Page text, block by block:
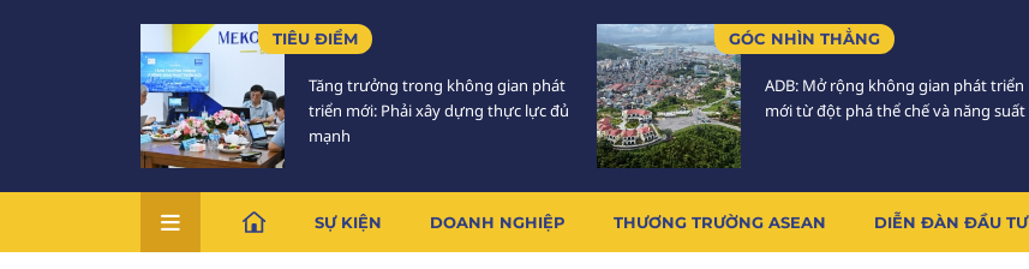
TIÊU ĐIỂM
Tăng trưởng trong không gian phát
triển mới: Phải xây dựng thực lực đủ
mạnh
GÓC NHÌN THẲNG
ADB: Mở rộng không gian phát triển
mới từ đột phá thể chế và năng suất
SỰ KIỆN DOANH NGHIỆP THƯƠNG TRƯỜNG ASEAN DIỄN ĐÀN ĐẦU TƯ